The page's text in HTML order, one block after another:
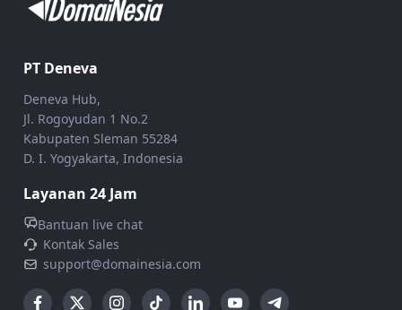
PT Deneva
Deneva Hub,
Jl. Rogoyudan 1 No.2
Kabupaten Sleman 55284
D. I. Yogyakarta, Indonesia
Layanan 24 Jam
Bantuan live chat
Kontak Sales
support@domainesia.com